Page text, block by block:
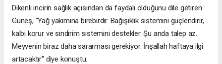
Dikenli incirin sağlık açısından da faydalı olduğunu dile getiren
Güneş, "Yağ yakımına birebirdir. Bağışıklık sistemini güçlendirir,
kalbi korur ve sindirim sistemini destekler. Şu anda talep az.
Meyvenin biraz daha sararması gerekiyor. İnşallah haftaya ilgi
artacaktır" diye konuştu.